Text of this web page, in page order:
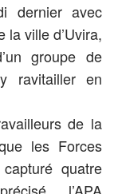
dernier avec
la ville d’Uvira,
groupe de
ravitailler en
de la
les Forces
quatre